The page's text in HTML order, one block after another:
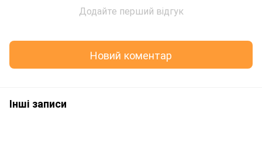
Додайте перший відгук
Новий коментар
Інші записи